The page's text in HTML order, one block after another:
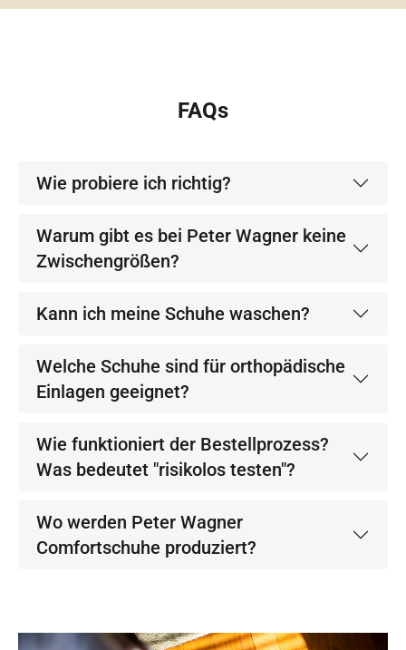
FAQs
Wie probiere ich richtig?
Warum gibt es bei Peter Wagner keine
Zwischengrößen?
Kann ich meine Schuhe waschen?
Welche Schuhe sind für orthopädische
Einlagen geeignet?
Wie funktioniert der Bestellprozess?
Was bedeutet "risikolos testen"?
Wo werden Peter Wagner
Comfortschuhe produziert?